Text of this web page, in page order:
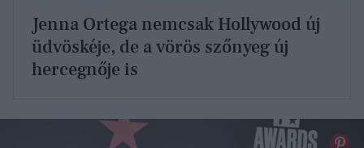
Jenna Ortega nemcsak Hollywood új
üdvöskéje, de a vörös szőnyeg új
hercegnője is